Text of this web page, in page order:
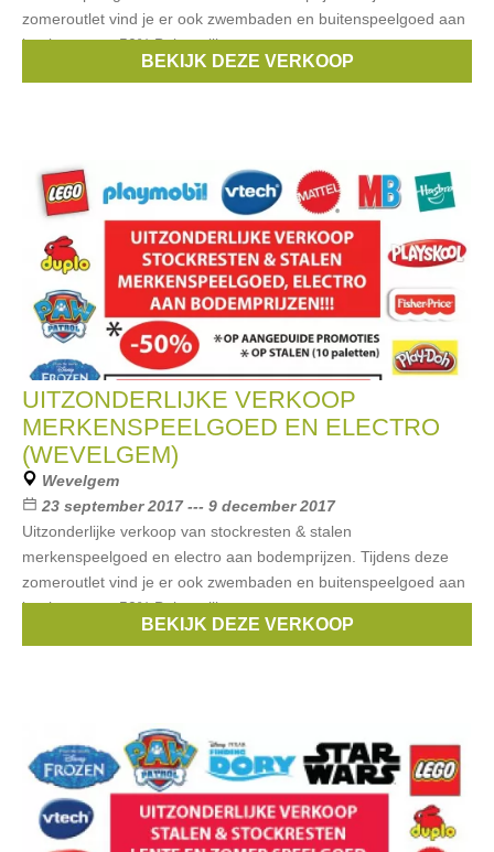
zomeroutlet vind je er ook zwembaden en buitenspeelgoed aan
kortingen tot -50% Belangrijk:
,Haba,Barbie,Vtech,Tomy, ...
BEKIJK DEZE VERKOOP
UITZONDERLIJKE VERKOOP
MERKENSPEELGOED EN ELECTRO
(WEVELGEM)
Wevelgem
23 september 2017 --- 9 december 2017
Uitzonderlijke verkoop van stockresten & stalen
merkenspeelgoed en electro aan bodemprijzen. Tijdens deze
zomeroutlet vind je er ook zwembaden en buitenspeelgoed aan
kortingen tot -50% Belangrijk:
,Haba,Barbie,Vtech,Tomy, ...
BEKIJK DEZE VERKOOP